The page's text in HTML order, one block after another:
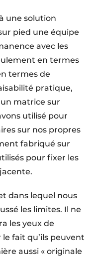
une solution
pied une équipe
avec les
en termes
termes de
pratique,
matrice sur
utilisé pour
sur nos propres
fabriqué sur
pour fixer les
dans lequel nous
les limites. Il ne
les yeux de
fait qu’ils peuvent
aussi « originale